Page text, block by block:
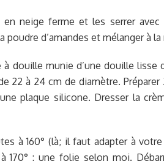
en neige ferme et les serrer
poudre d’amandes et mélanger à la
douille munie d’une douille lisse
22 à 24 cm de diamètre.
plaque silicone. Dresser la
à 160° (là; il faut adapter à
170° : une folie selon moi.